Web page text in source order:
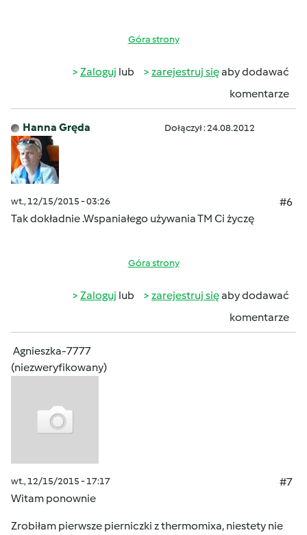
Góra strony
Zaloguj lub zarejestruj sięaby dodawać
komentarze
Hanna Gręda Dołączył : 24.08.2012
wt., 12/15/2015 - 03:26
#6
Tak dokładnie .Wspaniałego używania TM Ci życzę
Góra strony
Zaloguj lub zarejestruj sięaby dodawać
komentarze
Agnieszka-7777
(niezweryfikowany)
wt., 12/15/2015 - 17:17
#7
Witam ponownie
Zrobiłam pierwsze pierniczki z thermomixa, niestety nie